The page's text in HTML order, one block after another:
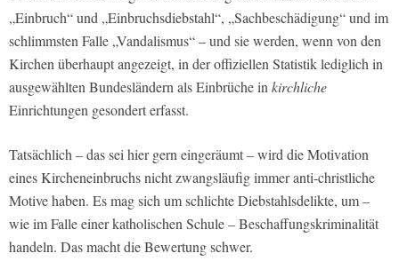
„Einbruch“ und „Einbruchsdiebstahl“, „Sachbeschädigung“ und im
schlimmsten Falle „Vandalismus“ – und sie werden, wenn von den
Kirchen überhaupt angezeigt, in der offiziellen Statistik lediglich in
ausgewählten Bundesländern als Einbrüche in kirchliche
Einrichtungen gesondert erfasst.
Tatsächlich – das sei hier gern eingeräumt – wird die Motivation
eines Kircheneinbruchs nicht zwangsläufig immer anti-christliche
Motive haben. Es mag sich um schlichte Diebstahlsdelikte, um –
wie im Falle einer katholischen Schule – Beschaffungskriminalität
handeln. Das macht die Bewertung schwer.